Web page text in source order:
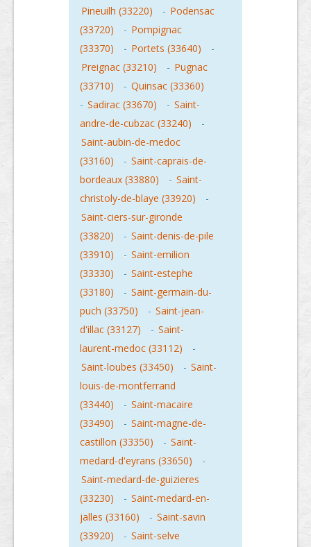
Pineuilh (33220)
- Podensac
(33720)
- Pompignac
(33370)
- Portets (33640)
-
Preignac (33210)
- Pugnac
(33710)
- Quinsac (33360)
- Sadirac (33670) - Saint-
andre-de-cubzac (33240)
-
Saint-aubin-de-medoc
(33160)
- Saint-caprais-de-
bordeaux (33880)
- Saint-
christoly-de-blaye (33920)
-
Saint-ciers-sur-gironde
(33820)
- Saint-denis-de-pile
(33910)
- Saint-emilion
(33330)
- Saint-estephe
(33180)
- Saint-germain-du-
puch (33750)
- Saint-jean-
d'illac (33127)
- Saint-
laurent-medoc (33112)
-
Saint-loubes (33450)
- Saint-
louis-de-montferrand
(33440)
- Saint-macaire
(33490)
- Saint-magne-de-
castillon (33350)
- Saint-
medard-d'eyrans (33650)
-
Saint-medard-de-guizieres
(33230)
- Saint-medard-en-
jalles (33160)
- Saint-savin
(33920)
- Saint-selve